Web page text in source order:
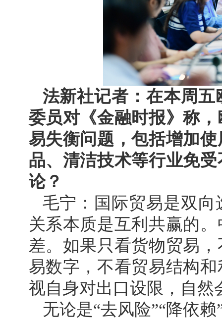
法新社记者：在本周
委员对《金融时报》称
易失衡问题，包括增加
品、清洁技术等行业免
论？
毛宁：国际贸易是双
关系本质是互利共赢的
差。如果只看货物贸易
易数字，不看贸易结构
视自身对出口设限，自然
无论是“去风险”“降依